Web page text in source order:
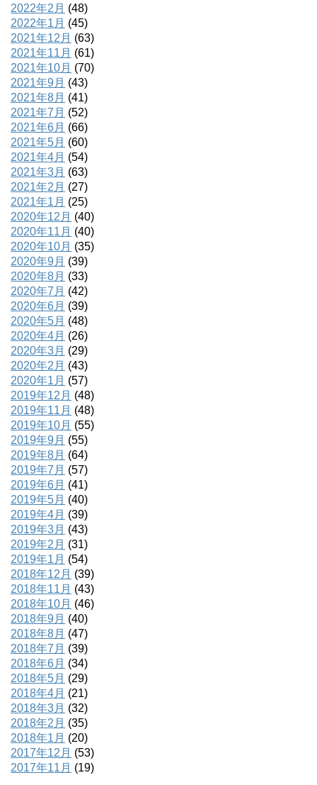
2022年2月 (48)
2022年1月 (45)
2021年12月 (63)
2021年11月 (61)
2021年10月 (70)
2021年9月 (43)
2021年8月 (41)
2021年7月 (52)
2021年6月 (66)
2021年5月 (60)
2021年4月 (54)
2021年3月 (63)
2021年2月 (27)
2021年1月 (25)
2020年12月 (40)
2020年11月 (40)
2020年10月 (35)
2020年9月 (39)
2020年8月 (33)
2020年7月 (42)
2020年6月 (39)
2020年5月 (48)
2020年4月 (26)
2020年3月 (29)
2020年2月 (43)
2020年1月 (57)
2019年12月 (48)
2019年11月 (48)
2019年10月 (55)
2019年9月 (55)
2019年8月 (64)
2019年7月 (57)
2019年6月 (41)
2019年5月 (40)
2019年4月 (39)
2019年3月 (43)
2019年2月 (31)
2019年1月 (54)
2018年12月 (39)
2018年11月 (43)
2018年10月 (46)
2018年9月 (40)
2018年8月 (47)
2018年7月 (39)
2018年6月 (34)
2018年5月 (29)
2018年4月 (21)
2018年3月 (32)
2018年2月 (35)
2018年1月 (20)
2017年12月 (53)
2017年11月 (19)